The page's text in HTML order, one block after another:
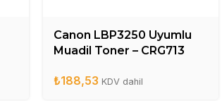
Canon LBP3250 Uyumlu
Muadil Toner – CRG713
₺188,53 KDV dahil